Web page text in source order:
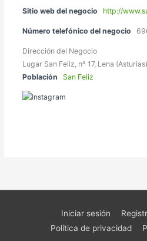
Sitio web del negocio http://
Número telefónico del negocio
Dirección del Negocio
Lugar San Feliz, nº 17, Lena (Asturias)
Población
San Feliz
Iniciar sesión
Política de privacidad